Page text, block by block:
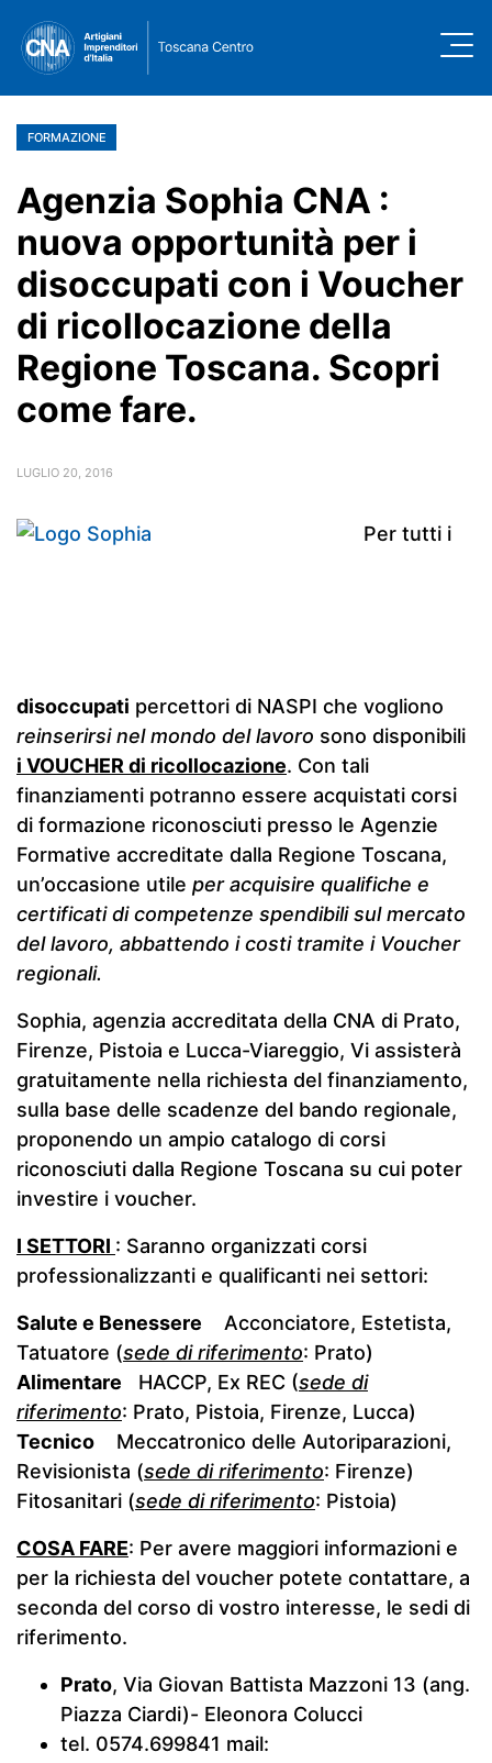
FORMAZIONE
Agenzia Sophia CNA :
nuova opportunità per i
disoccupati con i Voucher
di ricollocazione della
Regione Toscana. Scopri
come fare.
LUGLIO 20, 2016
Per tutti i
disoccupati percettori di NASPI che vogliono
reinserirsi nel mondo del lavoro sono disponibili
i VOUCHER di ricollocazione. Con tali
finanziamenti potranno essere acquistati corsi
di formazione riconosciuti presso le Agenzie
Formative accreditate dalla Regione Toscana,
un’occasione utile per acquisire qualifiche e
certificati di competenze spendibili sul mercato
del lavoro, abbattendo i costi tramite i Voucher
regionali.
Sophia, agenzia accreditata della CNA di Prato,
Firenze, Pistoia e Lucca-Viareggio, Vi assisterà
gratuitamente nella richiesta del finanziamento,
sulla base delle scadenze del bando regionale,
proponendo un ampio catalogo di corsi
riconosciuti dalla Regione Toscana su cui poter
investire i voucher.
I SETTORI : Saranno organizzati corsi
professionalizzanti e qualificanti nei settori:
Salute e Benessere Acconciatore, Estetista,
Tatuatore (sede di riferimento: Prato)
Alimentare HACCP, Ex REC (sede di
riferimento: Prato, Pistoia, Firenze, Lucca)
Tecnico Meccatronico delle Autoriparazioni,
Revisionista (sede di riferimento: Firenze)
Fitosanitari (sede di riferimento: Pistoia)
COSA FARE: Per avere maggiori informazioni e
per la richiesta del voucher potete contattare, a
seconda del corso di vostro interesse, le sedi di
riferimento.
Prato, Via Giovan Battista Mazzoni 13 (ang.
Piazza Ciardi)- Eleonora Colucci
tel. 0574.699841 mail: